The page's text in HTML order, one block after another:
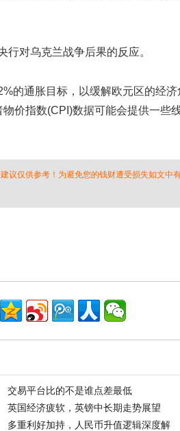
对乌克兰战争后果的反应。
通胀目标，以缓解欧元区的经济
价指数(CPI)数据可能会提供一些
议仅供参考！为避免您的钱财遭受损失如文中
交易平台比的不是谁点差最低
英国经济疲软，英镑中长期走势展望
多重利好加持，人民币升值逻辑深度解